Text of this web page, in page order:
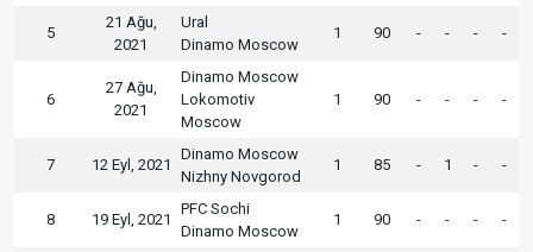
5
21 Ağu,
2021
Ural
Dinamo Moscow
1 90 - - - -
6
27 Ağu,
2021
Dinamo Moscow
Lokomotiv
Moscow
1 90 - - - -
7 12 Eyl, 2021
Dinamo Moscow
Nizhny Novgorod
1 85 - 1 - -
8 19 Eyl, 2021
PFC Sochi
Dinamo Moscow
1 90 - - - -